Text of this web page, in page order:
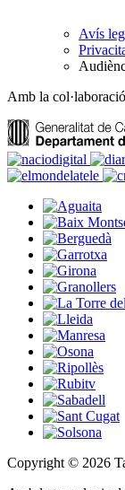
Avís
Amb la
Copyright © 2026